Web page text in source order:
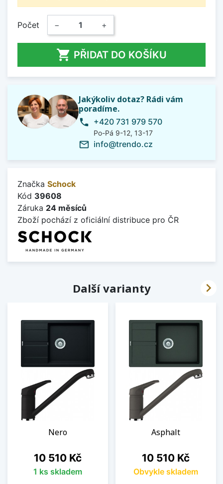
Počet − +
 PŘIDAT DO KOŠÍKU
Jakýkoliv dotaz? Rádi vám
poradíme.
phone +420 731 979 570
Po-Pá 9-12, 13-17
mail_outline info@trendo.cz
Značka Schock
Kód 39608
Záruka 24 měsíců
Zboží pochází z oficiální distribuce pro ČR
Další varianty
Nero
Cena
10 510 Kč
1 ks skladem
Asphalt
Cena
10 510 Kč
Obvykle skladem
